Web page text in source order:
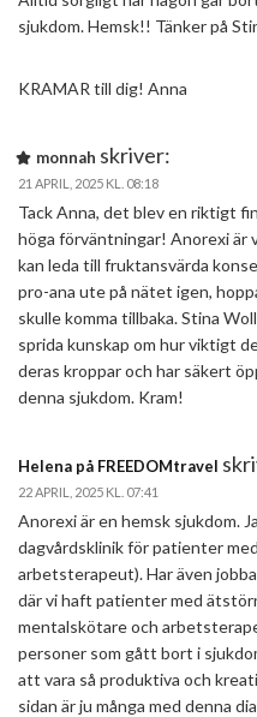
sjukdom. Hemsk!! Tänker på
KRAMAR till dig! Anna
monnah skriver:
21 APRIL, 2025 KL. 08:18
Tack Anna, det blev en riktigt
höga förväntningar! Anorexi är
kan leda till fruktansvärda
pro-ana ute på nätet igen,
skulle komma tillbaka. Stina
sprida kunskap om hur viktigt
deras kroppar och har säkert
denna sjukdom. Kram!
Helena på FREEDOMtravel
22 APRIL, 2025 KL. 07:41
Anorexi är en hemsk sjukdom.
dagvårdsklinik för patienter
arbetsterapeut). Har även
där vi haft patienter med
mentalskötare och
personer som gått bort i
att vara så produktiva och
sidan är ju många med denna